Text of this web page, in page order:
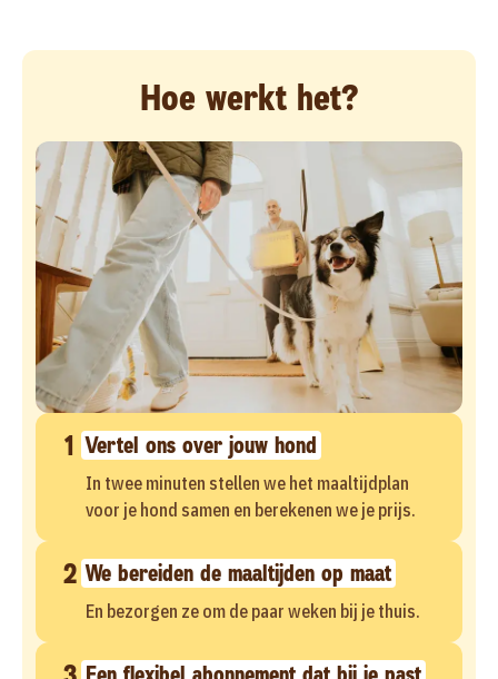
Hoe werkt het?
1 Vertel ons over jouw hond
In twee minuten stellen we het maaltijdplan
voor je hond samen en berekenen we je prijs.
2 We bereiden de maaltijden op maat
En bezorgen ze om de paar weken bij je thuis.